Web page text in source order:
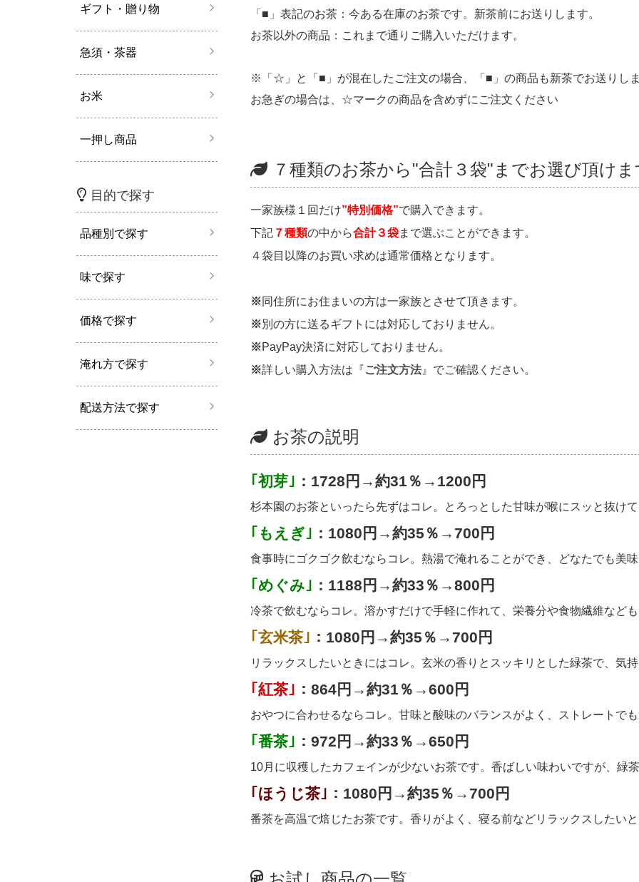
「■」表記のお茶：今ある在庫のお茶です。新茶前にお送りします。
お茶以外の商品：これまで通りご購入いただけます。
※「☆」と「■」が混在したご注文の場合、「■」の商品も新茶でお送りしま
お急ぎの場合は、☆マークの商品を含めずにご注文ください
７種類のお茶から"合計３袋"までお選び頂けま
一家族様１回だけ”特別価格”で購入できます。
下記 ７種類の中から合計３袋まで選ぶことができます。
４袋目以降のお買い求めは通常価格となります。
※同住所にお住まいの方は一家族とさせて頂きます。
※別の方に送るギフトには対応しておりません。
※PayPay決済に対応しておりません。
※詳しい購入方法は『ご注文方法 』でご確認ください。
お茶の説明
｢初芽｣ ：1728円→約31％→1200円
杉本園のお茶といったら先ずはコレ。とろっとした甘味が喉にスッと抜け
｢もえぎ｣ ：1080円→約35％→700円
食事時にゴクゴク飲むならコレ。熱湯で淹れることができ、どなたでも美
｢めぐみ｣ ：1188円→約33％→800円
冷茶で飲むならコレ。溶かすだけで手軽に作れて、栄養分や食物繊維など
｢玄米茶｣ ：1080円→約35％→700円
リラックスしたいときにはコレ。玄米の香りとスッキリとした緑茶で、気
｢紅茶｣ ：864円→約31％→600円
おやつに合わせるならコレ。甘味と酸味のバランスがよく、ストレートでも
｢番茶｣ ：972円→約33％→650円
10月に収穫したカフェインが少ないお茶です。香ばしい味わいですが、緑
｢ほうじ茶｣ ：1080円→約35％→700円
番茶を高温で焙じたお茶です。香りがよく、寝る前などリラックスしたいと
ギフト・贈り物
急須・茶器
お米
一押し商品
目的で探す
品種別で探す
味で探す
価格で探す
淹れ方で探す
配送方法で探す